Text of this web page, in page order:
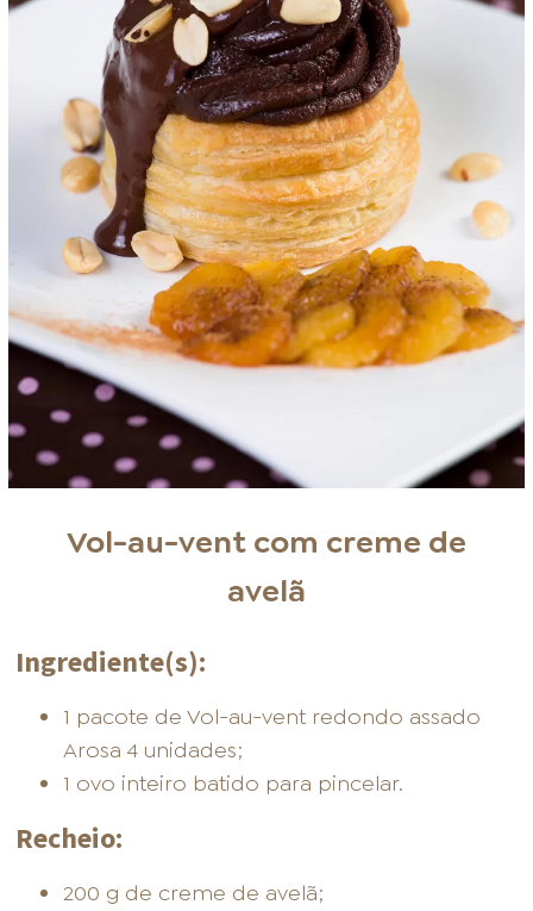
Vol-au-vent com creme de
avelã
Ingrediente(s):
1 pacote de Vol-au-vent redondo assado
Arosa 4 unidades;
1 ovo inteiro batido para pincelar.
Recheio:
200 g de creme de avelã;